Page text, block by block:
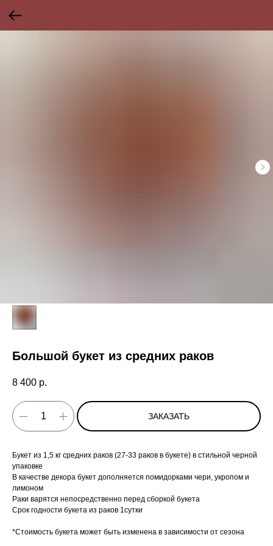
Большой букет из средних раков
8 400 р.
ЗАКАЗАТЬ
Букет из 1,5 кг средних раков (27-33 раков в букете) в стильной черной
упаковке
В качестве декора букет дополняется помидорками чери, укропом и
лимоном
Раки варятся непосредственно перед сборкой букета
Срок годности букета из раков 1сутки
*Стоимость букета может быть изменена в зависимости от сезона